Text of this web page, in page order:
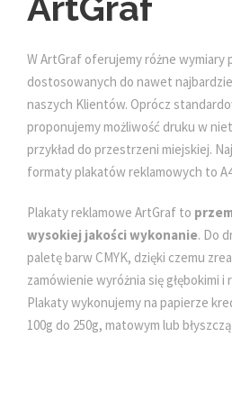
W ArtGraf oferujemy różne wymiary
dostosowanych do nawet
naszych Klientów. Oprócz
proponujemy możliwość druku w
przykład do przestrzeni miejskiej.
formaty plakatów reklamowych to
Plakaty reklamowe ArtGraf to
wysokiej jakości wykonanie. Do
paletę barw CMYK, dzięki czemu
zamówienie wyróżnia się głębokimi
Plakaty wykonujemy na papierze
100g do 250g, matowym lub